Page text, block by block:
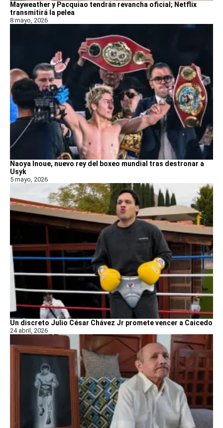
Mayweather y Pacquiao tendrán revancha oficial; Netflix
transmitirá la pelea
8 mayo, 2026
Naoya Inoue, nuevo rey del boxeo mundial tras destronar a
Usyk
5 mayo, 2026
Un discreto Julio César Chávez Jr promete vencer a Caicedo
24 abril, 2026